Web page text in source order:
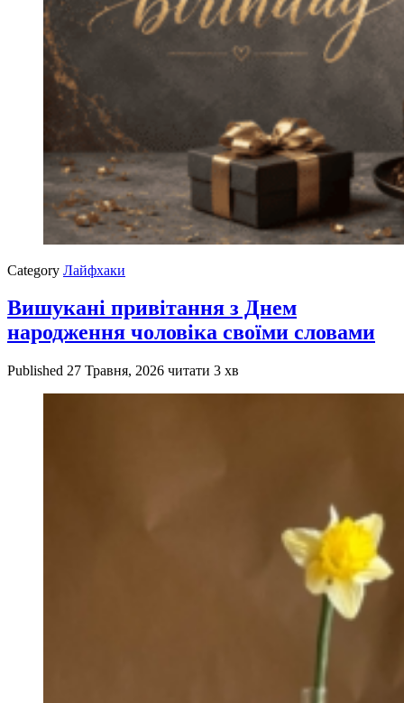
Category Лайфхаки
Вишукані привітання з Днем
народження чоловіка своїми словами
Published 27 Травня, 2026 читати 3 хв